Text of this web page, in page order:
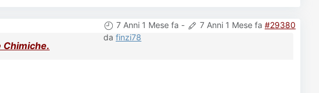
7 Anni 1 Mese fa - 7 Anni 1 Mese fa #29380
da finzi78
Chimiche.